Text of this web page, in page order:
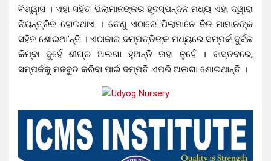
ବିଶ୍ୱାସ । ଏହା ସହିତ ପିଲାମାନଙ୍କର ହୃଦସ୍ପନ୍ଦନ ମଧ୍ୟ ଏହା ଦ୍ୱାରା
ନିୟନ୍ତ୍ରିତ ହୋଇଥାଏ । ତେଣୁ ଏଠାରେ ପିଲାମାନେ ନିଜ ମାମାନଙ୍କ
ସହିତ ଶୋଇଥା’ନ୍ତି । ଏଠାକାର ଦମ୍ପତ୍ତିଙ୍କ ମଧ୍ୟରେ ସମ୍ପର୍କ ଦୁର୍ବଳ
କିମ୍ବା ଦୁହେଁ ଶୀଘ୍ର ଅଲଗା ହୁଅନ୍ତି ତାହା ନୁହେଁ । ବାସ୍ତବରେ,
ସମ୍ପର୍କକୁ ମଜବୁତ କରିବା ପାଇଁ ଦମ୍ପତି ଏପରି ଅଲଗା ଶୋଇଥାନ୍ତି ।